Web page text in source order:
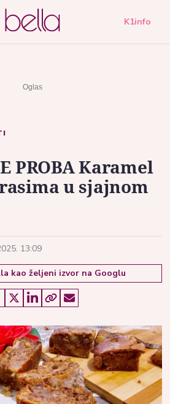
K1info
PROBA Karamel
u sjajnom
13:09
kao željeni izvor na Googlu